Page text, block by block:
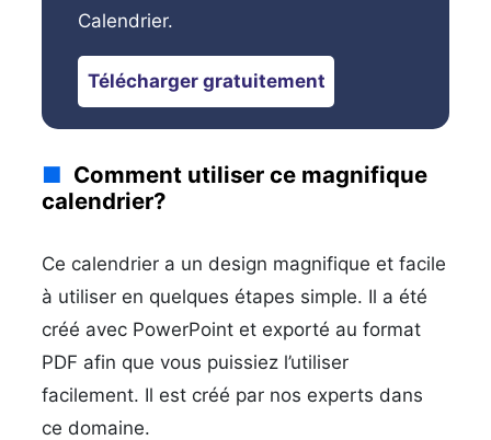
Calendrier.
Télécharger gratuitement
Comment utiliser ce magnifique
calendrier?
Ce calendrier a un design magnifique et facile
à utiliser en quelques étapes simple. Il a été
créé avec PowerPoint et exporté au format
PDF afin que vous puissiez l’utiliser
facilement. Il est créé par nos experts dans
ce domaine.